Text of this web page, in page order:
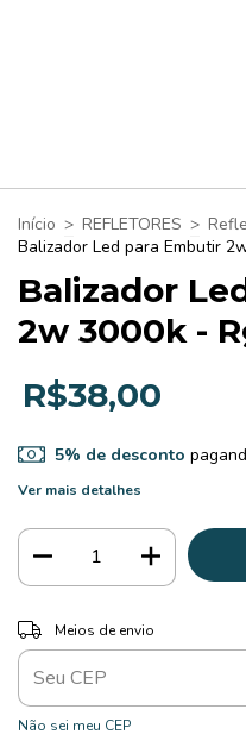
Início > REFLETORES >
Balizador Led para Embutir
Balizador
2w 3000k -
R$38,00
5% de desconto
Ver mais detalhes
Entregas para o CEP:
Meios de envio
Não sei meu CEP